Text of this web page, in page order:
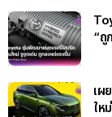
“ถู
เผ
ให